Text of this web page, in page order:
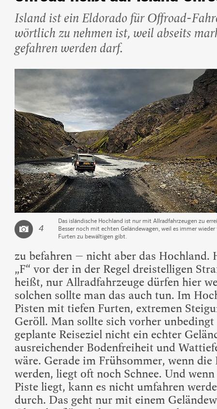
Camping auf Island
Island Urlaub
Island ist ein Eldorado für Offroad-
wörtlich zu nehmen ist, weil abseits
gefahren werden darf.
4
Das isländische Hochland ist nur mit Allradfahrzeugen zu
Besser noch mit echten Geländewagen, weil es immer wieder
Furten zu bewältigen gibt.
zu befahren – nicht aber das Hochland.
„F“ vor der in der Regel dreistelligen
heißt, nur Allradfahrzeuge dürfen hier
solchen sollte man das auch tun. Im
Pisten mit tiefen Furten, extremen
Geröll. Man sollte sich vorher
geplante Reiseziel nicht ein echter
ausreichender Bodenfreiheit und
wäre. Gerade im Frühsommer, wenn
werden, liegt oft noch Schnee. Und
Piste liegt, kann es nicht umfahren
durch. Das geht nur mit einem